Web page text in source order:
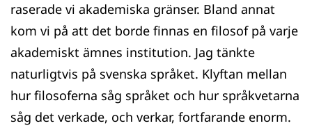
raserade vi akademiska gränser. Bland annat
kom vi på att det borde finnas en filosof på varje
akademiskt ämnes institution. Jag tänkte
naturligtvis på svenska språket. Klyftan mellan
hur filosoferna såg språket och hur språkvetarna
såg det verkade, och verkar, fortfarande enorm.